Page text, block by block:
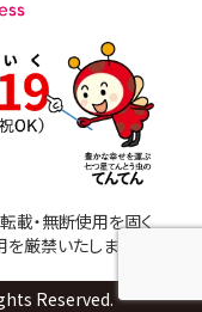
載・無断使用を固く
厳禁いたします。
Reserved.